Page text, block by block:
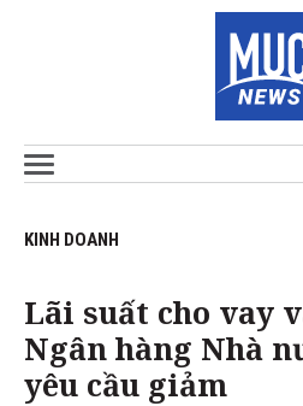
KINH DOANH
Lãi suất cho vay
Ngân hàng Nhà
yêu cầu giảm